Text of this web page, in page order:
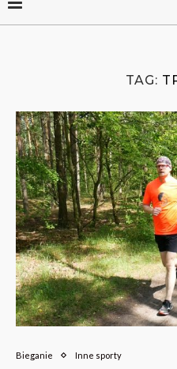
TAG:
Bieganie Inne sporty